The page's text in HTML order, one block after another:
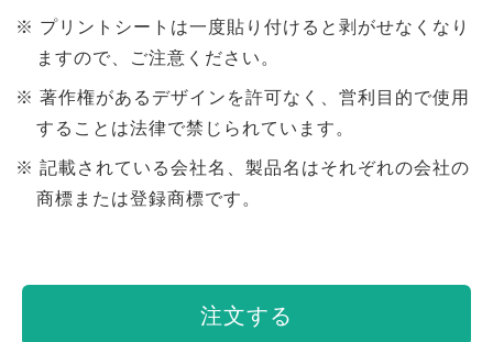
プリントシートは一度貼り付けると剥がせなくなり
ますので、ご注意ください。
著作権があるデザインを許可なく、営利目的で使用
することは法律で禁じられています。
記載されている会社名、製品名はそれぞれの会社の
商標または登録商標です。
注文する